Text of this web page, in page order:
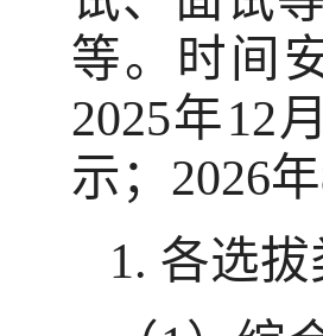
等。时间
2025年12
示；2026
1. 各选